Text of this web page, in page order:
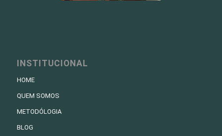
INSTITUCIONAL
HOME
QUEM SOMOS
METODÓLOGIA
BLOG